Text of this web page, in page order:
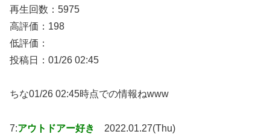
再生回数：5975
高評価：198
低評価：
投稿日：01/26 02:45
ちな01/26 02:45時点での情報ねwww
7:アウトドアー好き 2022.01.27(Thu)